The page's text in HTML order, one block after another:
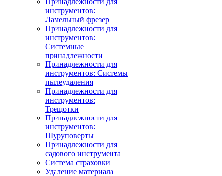
Принадлежности для
инструментов:
Ламельный фрезер
Принадлежности для
инструментов:
Системные
принадлежности
Принадлежности для
инструментов: Системы
пылеудаления
Принадлежности для
инструментов:
Трещотки
Принадлежности для
инструментов:
Шуруповерты
Принадлежности для
садового инструмента
Система страховки
Удаление материала